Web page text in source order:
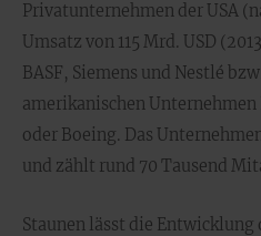
Privatunternehmen der USA
Umsatz von 115 Mrd. USD
BASF, Siemens und Nestlé
amerikanischen
oder Boeing. Das
und zählt rund 70 Tausend
Staunen lässt die Entwicklung